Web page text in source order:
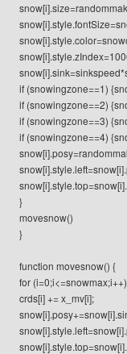
if (snowingzone==1)
if (snowingzone==2)
if (snowingzone==3)
if (snowingzone==4)
}
movesnow()
}
function movesnow() {
for
crds[i] += x_mv[i];